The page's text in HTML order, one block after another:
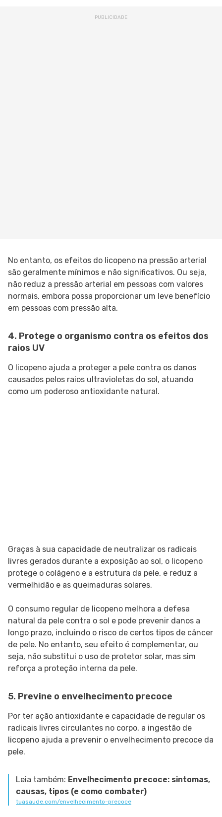
No entanto, os efeitos do licopeno na pressão arterial
são geralmente mínimos e não significativos. Ou seja,
não reduz a pressão arterial em pessoas com valores
normais, embora possa proporcionar um leve benefício
em pessoas com pressão alta.
4. Protege o organismo contra os efeitos dos
raios UV
O licopeno ajuda a proteger a pele contra os danos
causados ​​pelos raios ultravioletas do sol, atuando
como um poderoso antioxidante natural.
Graças à sua capacidade de neutralizar os radicais
livres gerados durante a exposição ao sol, o licopeno
protege o colágeno e a estrutura da pele, e reduz a
vermelhidão e as queimaduras solares.
O consumo regular de licopeno melhora a defesa
natural da pele contra o sol e pode prevenir danos a
longo prazo, incluindo o risco de certos tipos de câncer
de pele. No entanto, seu efeito é complementar, ou
seja, não substitui o uso de protetor solar, mas sim
reforça a proteção interna da pele.
5. Previne o envelhecimento precoce
Por ter ação antioxidante e capacidade de regular os
radicais livres circulantes no corpo, a ingestão de
licopeno ajuda a prevenir o envelhecimento precoce da
pele.
Leia também: Envelhecimento precoce: sintomas,
causas, tipos (e como combater)
tuasaude.com/envelhecimento-precoce